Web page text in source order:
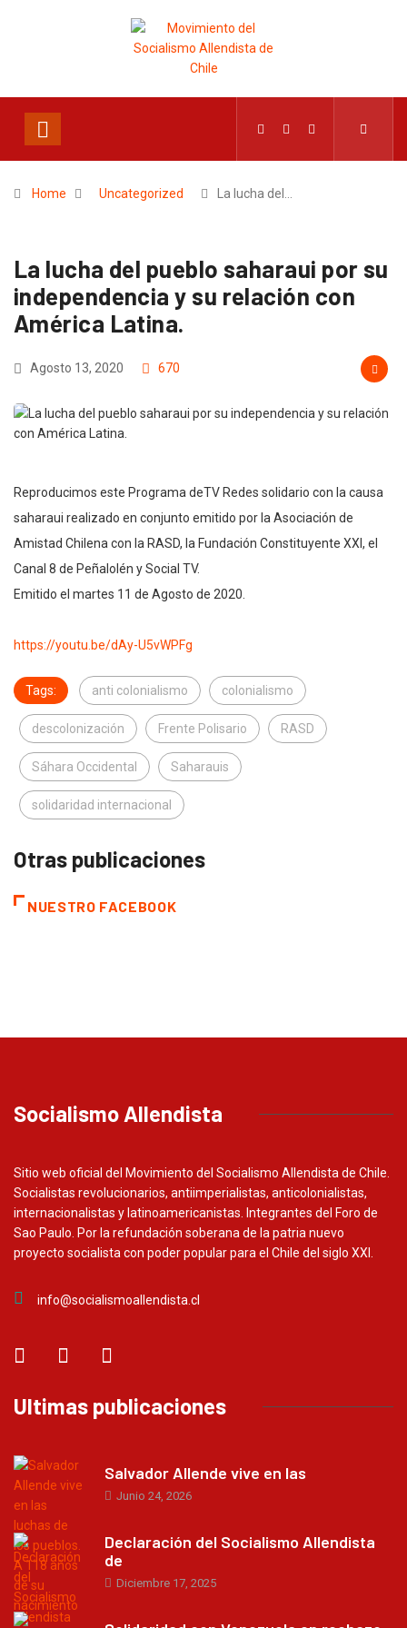
Home Uncategorized La lucha del…
La lucha del pueblo saharaui por su
independencia y su relación con
América Latina.
Agosto 13, 2020 670
Reproducimos este Programa deTV Redes solidario con la causa
saharaui realizado en conjunto emitido por la Asociación de
Amistad Chilena con la RASD, la Fundación Constituyente XXI, el
Canal 8 de Peñalolén y Social TV.
Emitido el martes 11 de Agosto de 2020.
https://youtu.be/dAy-U5vWPFg
Tags: anti colonialismo colonialismo
descolonización Frente Polisario RASD
Sáhara Occidental Saharauis
solidaridad internacional
Otras publicaciones
NUESTRO FACEBOOK
Socialismo Allendista
Sitio web oficial del Movimiento del Socialismo Allendista de Chile.
Socialistas revolucionarios, antiimperialistas, anticolonialistas,
internacionalistas y latinoamericanistas. Integrantes del Foro de
Sao Paulo. Por la refundación soberana de la patria nuevo
proyecto socialista con poder popular para el Chile del siglo XXI.
info@socialismoallendista.cl
Ultimas publicaciones
Salvador Allende vive en las
Junio 24, 2026
Declaración del Socialismo Allendista
de
Diciembre 17, 2025